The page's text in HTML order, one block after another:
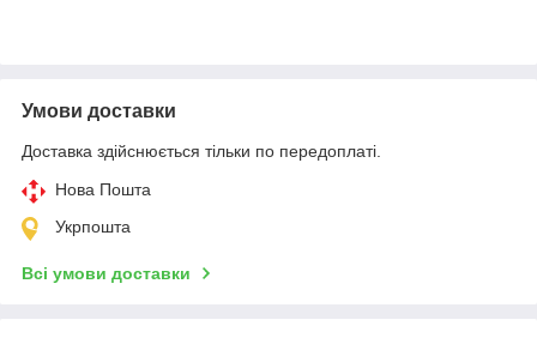
Умови доставки
Доставка здійснюється тільки по передоплаті.
Нова Пошта
Укрпошта
Всі умови доставки